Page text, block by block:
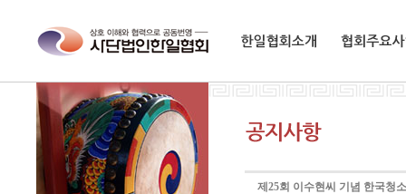
제25회 이수현씨 기념 한국청